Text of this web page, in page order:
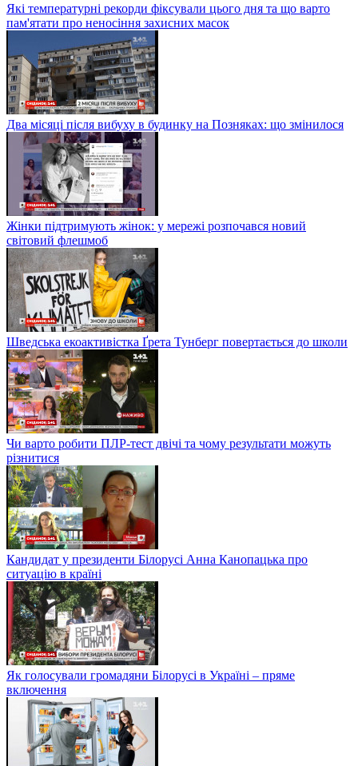
Які температурні рекорди фіксували цього дня та що варто
пам'ятати про неносіння захисних масок
Два місяці після вибуху в будинку на Позняках: що змінилося
Жінки підтримують жінок: у мережі розпочався новий
світовий флешмоб
Шведська екоактивістка Ґрета Тунберг повертається до школи
Чи варто робити ПЛР-тест двічі та чому результати можуть
різнитися
Кандидат у президенти Білорусі Анна Канопацька про
ситуацію в країні
Як голосували громадяни Білорусі в Україні – пряме
включення